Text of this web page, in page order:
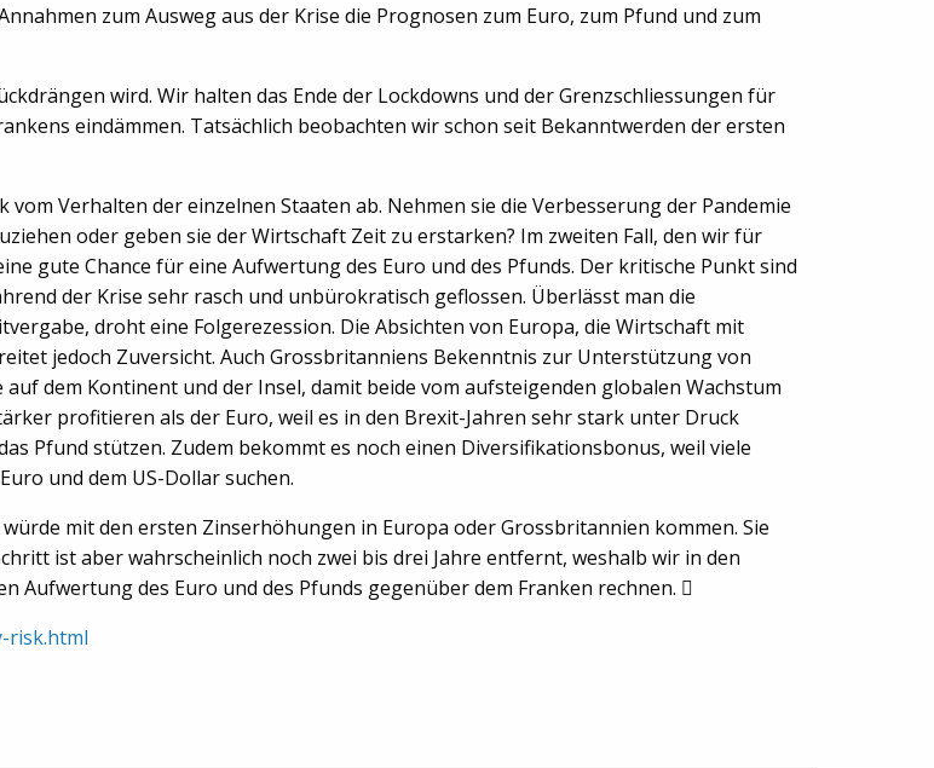
zum Ausweg aus der Krise die Prognosen zum Euro, zum Pfund und zum
wird. Wir halten das Ende der Lockdowns und der Grenzschliessungen für
eindämmen. Tatsächlich beobachten wir schon seit Bekanntwerden der ersten
Verhalten der einzelnen Staaten ab. Nehmen sie die Verbesserung der Pandemie
oder geben sie der Wirtschaft Zeit zu erstarken? Im zweiten Fall, den wir für
gute Chance für eine Aufwertung des Euro und des Pfunds. Der kritische Punkt sind
der Krise sehr rasch und unbürokratisch geflossen. Überlässt man die
droht eine Folgerezession. Die Absichten von Europa, die Wirtschaft mit
jedoch Zuversicht. Auch Grossbritanniens Bekenntnis zur Unterstützung von
dem Kontinent und der Insel, damit beide vom aufsteigenden globalen Wachstum
profitieren als der Euro, weil es in den Brexit-Jahren sehr stark unter Druck
Pfund stützen. Zudem bekommt es noch einen Diversifikationsbonus, weil viele
und dem US-Dollar suchen.
mit den ersten Zinserhöhungen in Europa oder Grossbritannien kommen. Sie
ist aber wahrscheinlich noch zwei bis drei Jahre entfernt, weshalb wir in den
Aufwertung des Euro und des Pfunds gegenüber dem Franken rechnen. 
risk.html